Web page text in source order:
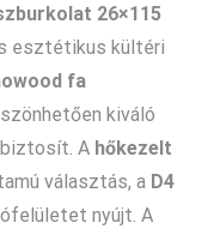
26×115
esztétikus kültéri
fa
kiváló
A hőkezelt
választás, a D4
nyújt. A